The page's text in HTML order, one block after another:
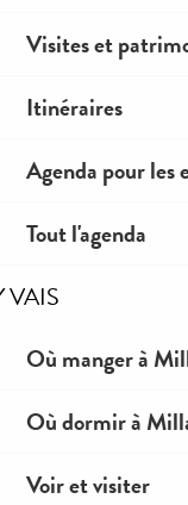
Visites et
Itinéraires
Agenda pour les
Tout l'agenda
VAIS
Où manger à
Où dormir à
Voir et visiter